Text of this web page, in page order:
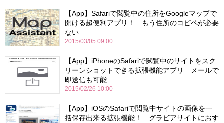
【App】Safariで閲覧中の住所をGoogleマップで
開ける超便利アプリ！ もう住所のコピペが必要
ない
2015/03/05 09:00
【App】iPhoneのSafariで閲覧中のサイトをスク
リーンショットできる拡張機能アプリ メールで
即送信も可能
2015/02/26 10:00
【App】iOSのSafariで閲覧中サイトの画像を一
括保存出来る拡張機能！ グラビアサイトにおす